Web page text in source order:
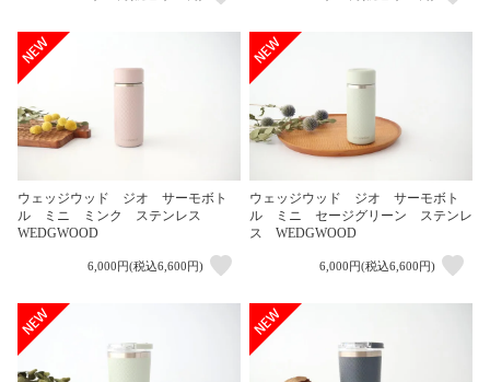
ウェッジウッド ジオ サーモボト
ル ミニ ミンク ステンレス
WEDGWOOD
6,000円(税込6,600円)
ウェッジウッド ジオ サーモボト
ル ミニ セージグリーン ステンレ
ス WEDGWOOD
6,000円(税込6,600円)